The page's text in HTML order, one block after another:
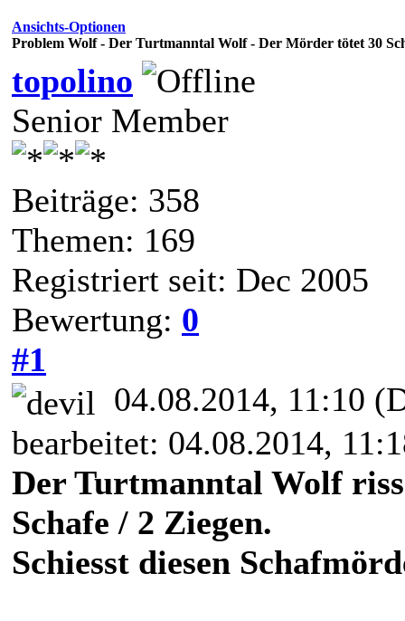
Ansichts-Optionen
Problem Wolf - Der Turtmanntal Wolf - Der Mörder tötet 30
topolino
Senior Member
Beiträge: 358
Themen: 169
Registriert seit: Dec 2005
Bewertung: 0
#1
04.08.2014, 11:10
bearbeitet: 04.08.2014,
Der Turtmanntal Wolf
Schafe / 2 Ziegen.
Schiesst diesen